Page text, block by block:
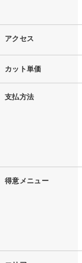
アクセス
カット単価
支払方法
得意メニュー